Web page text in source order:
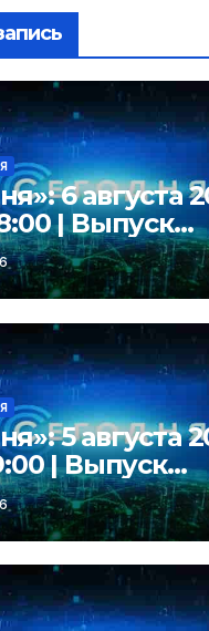
s
ni
ki
ь
6 августа
| Выпуск
| Новости
5 августа
| Выпуск
| Новости